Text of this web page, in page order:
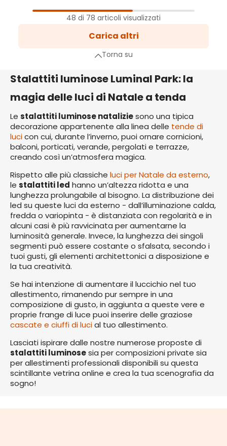
successiva
48 di 78 articoli visualizzati
Carica altri
Torna su
Stalattiti luminose Luminal Park: la
magia delle luci di Natale a tenda
Le stalattiti luminose nataliziesono una tipica
decorazione appartenente alla linea delle tende di
lucicon cui, durante l’inverno, puoi ornare cornicioni,
balconi, porticati, verande, pergolati e terrazze,
creando così un’atmosfera magica.
Rispetto alle più classiche luci per Natale da esterno,
le stalattiti led hanno un’altezza ridotta e una
lunghezza prolungabile al bisogno. La distribuzione dei
led su queste luci da esterno - dall’illuminazione calda,
fredda o variopinta - è distanziata con regolarità e in
alcuni casi è più ravvicinata per aumentarne la
luminosità generale. Invece, la lunghezza dei singoli
segmenti può essere costante o sfalsata, secondo i
tuoi gusti, gli elementi architettonici a disposizione e
la tua creatività.
Se hai intenzione di aumentare il luccichio nel tuo
allestimento, rimanendo pur sempre in una
composizione di gusto, in aggiunta a queste vere e
proprie frange di luce puoi inserire delle graziose
cascate e ciuffi di lucial tuo allestimento.
Lasciati ispirare dalle nostre numerose proposte di
stalattiti luminosesia per composizioni private sia
per allestimenti professionali disponibili su questa
scintillante vetrina online e crea la tua scenografia da
sogno!